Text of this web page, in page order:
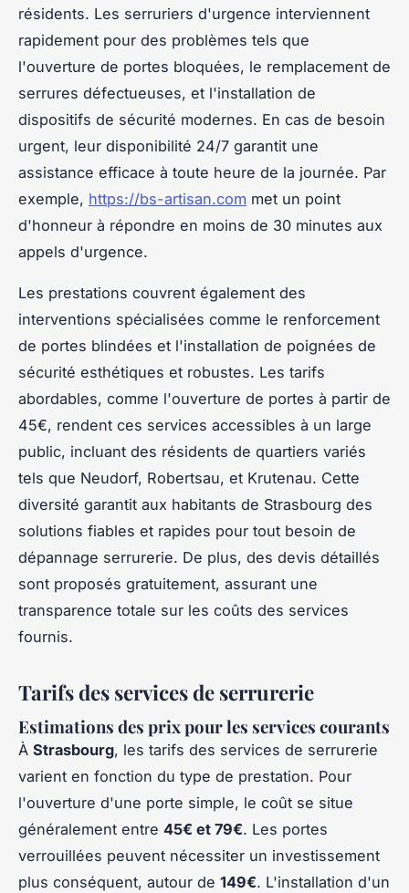
résidents. Les serruriers d'urgence interviennent
rapidement pour des problèmes tels que
l'ouverture de portes bloquées, le remplacement de
serrures défectueuses, et l'installation de
dispositifs de sécurité modernes. En cas de besoin
urgent, leur disponibilité 24/7 garantit une
assistance efficace à toute heure de la journée. Par
exemple, https://bs-artisan.com met un point
d'honneur à répondre en moins de 30 minutes aux
appels d'urgence.
Les prestations couvrent également des
interventions spécialisées comme le renforcement
de portes blindées et l'installation de poignées de
sécurité esthétiques et robustes. Les tarifs
abordables, comme l'ouverture de portes à partir de
45€, rendent ces services accessibles à un large
public, incluant des résidents de quartiers variés
tels que Neudorf, Robertsau, et Krutenau. Cette
diversité garantit aux habitants de Strasbourg des
solutions fiables et rapides pour tout besoin de
dépannage serrurerie. De plus, des devis détaillés
sont proposés gratuitement, assurant une
transparence totale sur les coûts des services
fournis.
Tarifs des services de serrurerie
Estimations des prix pour les services courants
À Strasbourg, les tarifs des services de serrurerie
varient en fonction du type de prestation. Pour
l'ouverture d'une porte simple, le coût se situe
généralement entre 45€ et 79€. Les portes
verrouillées peuvent nécessiter un investissement
plus conséquent, autour de 149€. L'installation d'un